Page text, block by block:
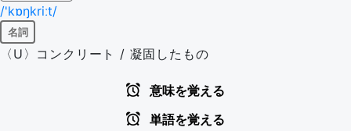
/'kɒŋkriːt/
名詞
〈U〉コンクリート / 凝固したもの
意味を覚える
単語を覚える